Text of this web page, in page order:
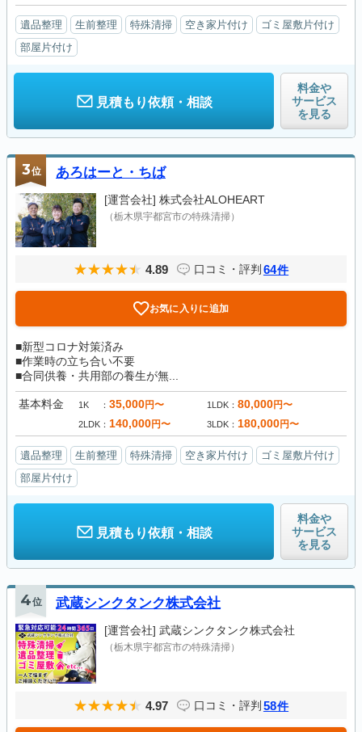
遺品整理 生前整理 特殊清掃 空き家片付け
ゴミ屋敷片付け
部屋片付け
見積もり依頼・相談
料金や
サービス
を見る
3位 あろはーと・ちば
[運営会社] 株式会社ALOHEART
（栃木県宇都宮市の特殊清掃）
4.89 口コミ・評判 64件
お気に入りに追加
■新型コロナ対策済み
■作業時の立ち合い不要
■合同供養・共用部の養生が無...
基本料金 1K 35,000円〜 1LDK 80,000円〜
2LDK 140,000円〜 3LDK 180,000円〜
遺品整理 生前整理 特殊清掃 空き家片付け
ゴミ屋敷片付け
部屋片付け
見積もり依頼・相談
料金や
サービス
を見る
4位 武蔵シンクタンク株式会社
[運営会社] 武蔵シンクタンク株式会社
（栃木県宇都宮市の特殊清掃）
4.97 口コミ・評判 58件